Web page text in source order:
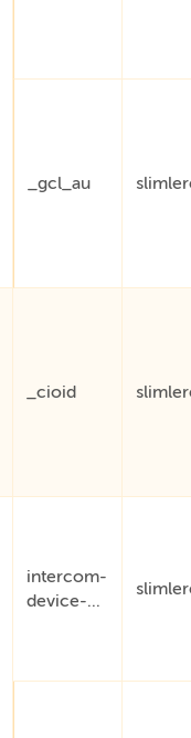
_gcl_au
_cioid
intercom-
device-...